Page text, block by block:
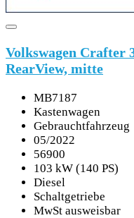
Volkswagen Crafter
RearView, mitte
MB7187
Kastenwagen
Gebrauchtfahrzeug
05/2022
56900
103 kW (140 PS)
Diesel
Schaltgetriebe
MwSt ausweisbar